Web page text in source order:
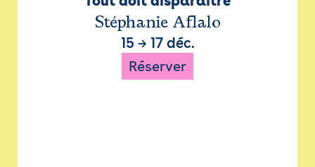
Stéphanie Aflalo
15 → 17 déc.
Réserver